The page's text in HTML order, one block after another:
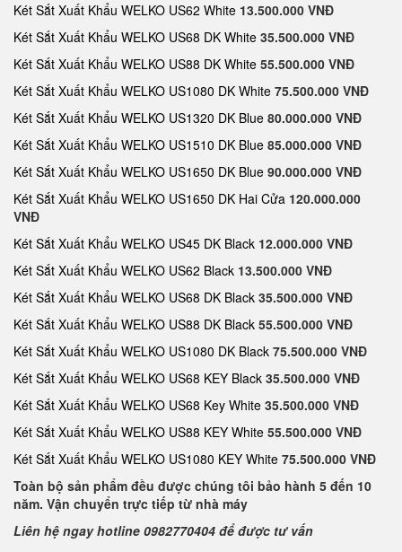
Két Sắt Xuất Khẩu WELKO US62 White 13.500.000 VNĐ
Két Sắt Xuất Khẩu WELKO US68 DK White 35.500.000 VNĐ
Két Sắt Xuất Khẩu WELKO US88 DK White 55.500.000 VNĐ
Két Sắt Xuất Khẩu WELKO US1080 DK White 75.500.000 VNĐ
Két Sắt Xuất Khẩu WELKO US1320 DK Blue 80.000.000 VNĐ
Két Sắt Xuất Khẩu WELKO US1510 DK Blue 85.000.000 VNĐ
Két Sắt Xuất Khẩu WELKO US1650 DK Blue 90.000.000 VNĐ
Két Sắt Xuất Khẩu WELKO US1650 DK Hai Cửa 120.000.000
VNĐ
Két Sắt Xuất Khẩu WELKO US45 DK Black 12.000.000 VNĐ
Két Sắt Xuất Khẩu WELKO US62 Black 13.500.000 VNĐ
Két Sắt Xuất Khẩu WELKO US68 DK Black 35.500.000 VNĐ
Két Sắt Xuất Khẩu WELKO US88 DK Black 55.500.000 VNĐ
Két Sắt Xuất Khẩu WELKO US1080 DK Black 75.500.000 VNĐ
Két Sắt Xuất Khẩu WELKO US68 KEY Black 35.500.000 VNĐ
Két Sắt Xuất Khẩu WELKO US68 Key White 35.500.000 VNĐ
Két Sắt Xuất Khẩu WELKO US88 KEY White 55.500.000 VNĐ
Két Sắt Xuất Khẩu WELKO US1080 KEY White 75.500.000 VNĐ
Toàn bộ sản phẩm đều được chúng tôi bảo hành 5 đến 10
năm. Vận chuyển trực tiếp từ nhà máy
Liên hệ ngay hotline 0982770404 để được tư vấn